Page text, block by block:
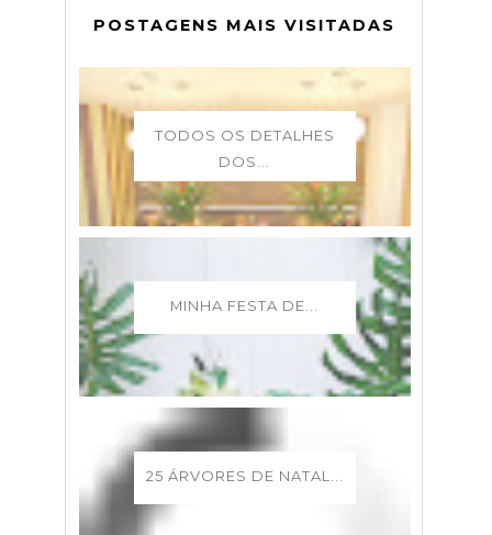
POSTAGENS MAIS VISITADAS
TODOS OS DETALHES
DOS...
MINHA FESTA DE...
25 ÁRVORES DE NATAL...